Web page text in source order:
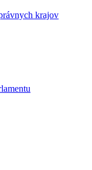
krajov